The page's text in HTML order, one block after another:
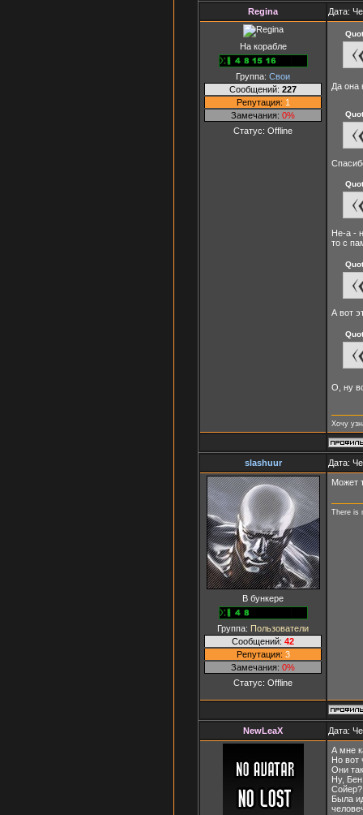
Regina Дата:
На корабле
Группа: Свои
Сообщений: 227
Репутация: 1
Замечания: 0%
Статус: Offline
Да она
Не-а -
то с
А вот
О, ну
Хочу
slashuur Дата:
В бункере
Группа: Пользователи
Сообщений: 42
Репутация: 3
Замечания: 0%
Статус: Offline
Может
There is
NewLeaX Дата:
А мне
Но вот
Они
Ну,
Сойер?
Была